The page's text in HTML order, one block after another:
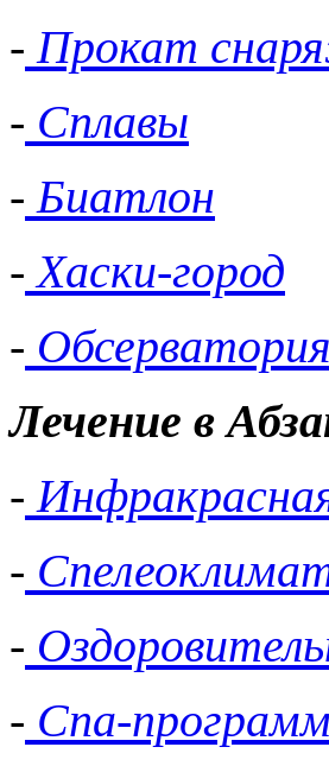
- Прокат
- Сплавы
- Биатлон
- Хаски-город
- Обсерватория
Лечение в
-
-
-
- Спа-